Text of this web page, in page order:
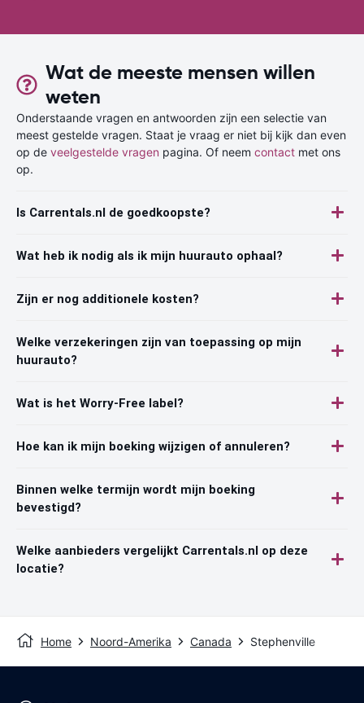
Wat de meeste mensen willen
weten
Onderstaande vragen en antwoorden zijn een selectie van
meest gestelde vragen. Staat je vraag er niet bij kijk dan even
op de veelgestelde vragen pagina. Of neem contact met ons
op.
Is Carrentals.nl de goedkoopste?
Wat heb ik nodig als ik mijn huurauto ophaal?
Zijn er nog additionele kosten?
Welke verzekeringen zijn van toepassing op mijn
huurauto?
Wat is het Worry-Free label?
Hoe kan ik mijn boeking wijzigen of annuleren?
Binnen welke termijn wordt mijn boeking
bevestigd?
Welke aanbieders vergelijkt Carrentals.nl op deze
locatie?
Home Noord-Amerika Canada Stephenville